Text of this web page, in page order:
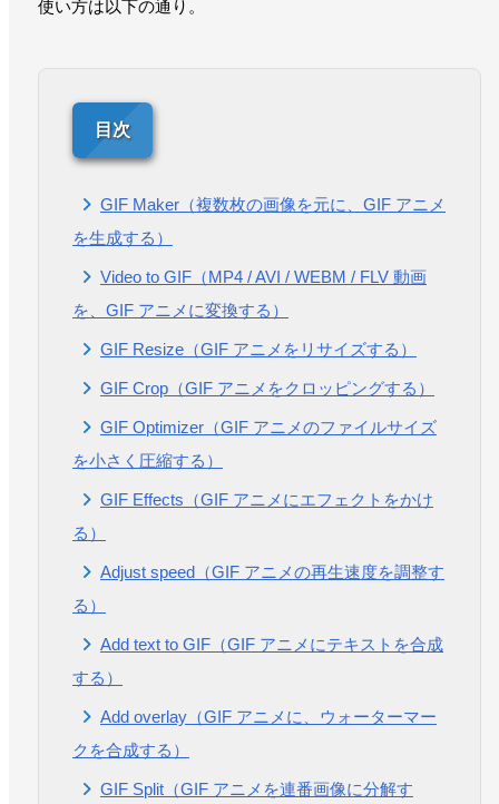
使い方は以下の通り。
GIF Maker（複数枚の画像を元に、GIF アニメ
を生成する）
Video to GIF（MP4 / AVI / WEBM / FLV 動画
を、GIF アニメに変換する）
GIF Resize（GIF アニメをリサイズする）
GIF Crop（GIF アニメをクロッピングする）
GIF Optimizer（GIF アニメのファイルサイズ
を小さく圧縮する）
GIF Effects（GIF アニメにエフェクトをかけ
る）
Adjust speed（GIF アニメの再生速度を調整す
る）
Add text to GIF（GIF アニメにテキストを合成
する）
Add overlay（GIF アニメに、ウォーターマー
クを合成する）
GIF Split（GIF アニメを連番画像に分解す